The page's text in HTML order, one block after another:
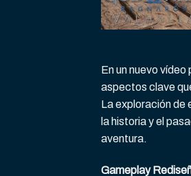
En un nuevo vídeo
aspectos clave
La exploración de
la historia y el
aventura.
Gameplay